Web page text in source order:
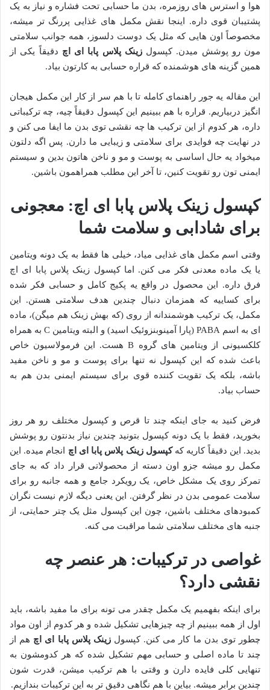
هوا و استرس های روزمره، بدن ما حسابی تحت فشاره و نیاز به یک
پشتیبان قوی داره. اینجا نقش مکمل های غذایی پررنگ تر میشه،
مخصوصاً اون هایی که مثل یک دوست دلسوز، همه جوانب سلامتی
مون رو پوشش میدن. کپسولزینک پلاس پابا ای اچ دقیقاً یکی از
همین گزینه های هوشمنده که قراره حسابی به کارتون بیاد.
این مقاله یه جور راهنمای کامله تا با هم سر از کار این مکمل هیجان
انگیز دربیاریم. قراره با هم ببینیم این کپسول دقیقاً چیه، چه ترکیباتی
داره، هر کدوم از این ترکیب ها چه نقشی توی بدن ما ایفا می کنن و
در نهایت چه فوایدی برای سلامتی و زیبایی ما دارن. پس اگه دلتون
میخواد یه حال اساسی به پوست و مو و ناخن هاتون بدین و سیستم
ایمنی تون رو تقویت کنین، تا آخر این مطلب همراهمون باشین.
کپسول زینک پلاس پابا ای اچ: معجونی
برای شادابی و سلامت شما
وقتی اسم مکمل های غذایی میاد، خیلی ها فقط به یک دونه ویتامین
یا یک ماده معدنی فکر می کنن. اما کپسول زینک پلاس پابا ای اچ
فرق داره. این محصول در واقع یه پکیج کامل و حسابی فکر شده
برای کساییه که همزمان دنبال چندین هدف سلامتی هستن. این
مکمل، یک ترکیب هوشمندانه از روی (که بهش زینک هم میگن)، ماده
ای به اسم PABA (پارا آمینوبنزوئیک اسید) و البته ویتامین C به همراه
کلکسیونی از ویتامین های گروه B هست. این فرمولاسیون خاص
باعث شده که این کپسول نه تنها برای پوست و مو و ناخن مفید
باشه، بلکه یک تقویت کننده قوی برای سیستم ایمنی بدن هم به
حساب بیاد.
فرض کنید به جای اینکه چند تا قرص و کپسول مختلف رو هر روز
بخورید، فقط با یک دونه کپسول بتونید چندین نیاز بدنتون رو پوشش
بدید. این دقیقاً کاریه کهکپسول زینک پلاس پابا ای اچ انجام میده. این
مکمل رو میشه جزو اون دسته از محصولاتی قرار داد که به جای
تمرکز روی یک مشکل خاص، یک رویکرد جامع و همه جانبه رو برای
سلامت عمومی بدن در نظر گرفتن. این یعنی دیگه لازم نیست نگران
کمبودهای مختلف باشین، چون این کپسول مثل یک چتر حمایتی، از
جنبه های مختلف سلامتی شما مراقبت می کنه.
غواصی در ترکیبات: هر عنصر چه
نقشی دارد؟
برای اینکه بفهمیم یک مکمل چقدر می تونه برای ما مفید باشه، باید
اول از همه ببینیم از چه چیزهایی تشکیل شده و هر کدوم از اون مواد
چطور توی بدن ما کار می کنن. کپسولزینک پلاس پابا ای اچ هم از
چند تا ماده اصلی و حسابی مهم تشکیل شده که هر کدومشون به
تنهایی کلی فایده دارن و وقتی با هم ترکیب میشن، قدرت شون
چندین برابر میشه. بیاین با هم نگاهی دقیق تر به این ترکیبات بندازیم.